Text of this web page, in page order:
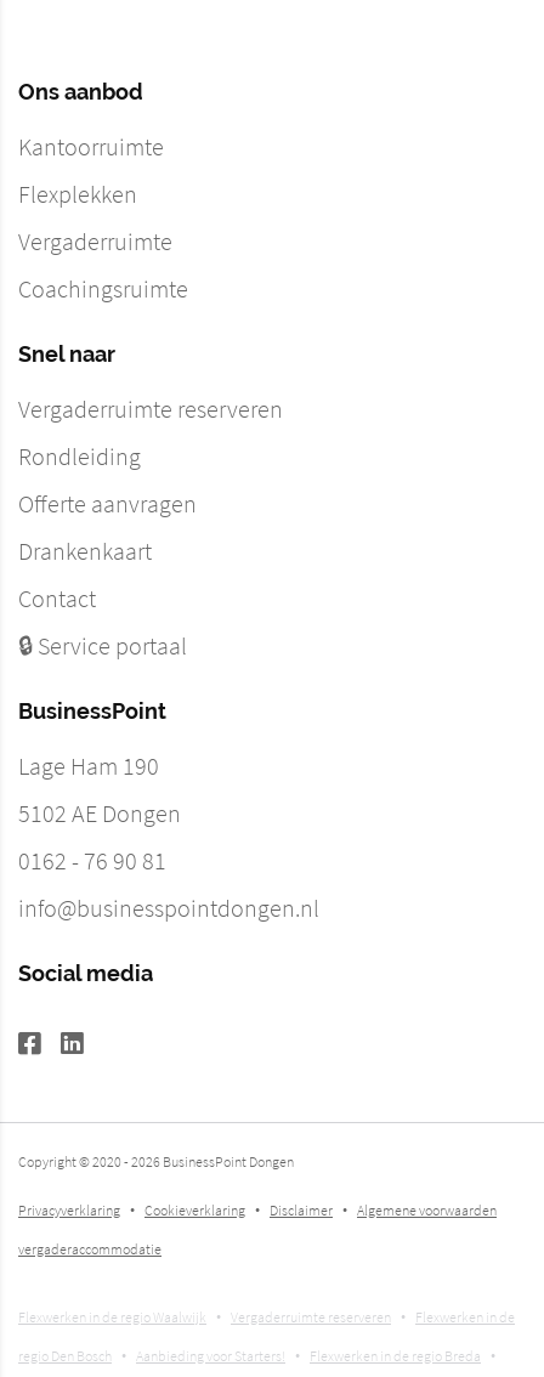
Ons aanbod
Kantoorruimte
Flexplekken
Vergaderruimte
Coachingsruimte
Snel naar
Vergaderruimte reserveren
Rondleiding
Offerte aanvragen
Drankenkaart
Contact
🔒 Service portaal
BusinessPoint
Lage Ham 190
5102 AE Dongen
0162 - 76 90 81
info@businesspointdongen.nl
Social media
Copyright © 2020 - 2026 BusinessPoint Dongen
Privacyverklaring Cookieverklaring Disclaimer Algemene voorwaarden
vergaderaccommodatie
Flexwerken in de regio Waalwijk Vergaderruimte reserveren Flexwerken in de
regio Den Bosch Aanbieding voor Starters! Flexwerken in de regio Breda